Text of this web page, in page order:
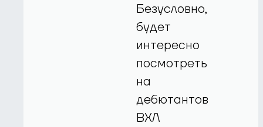
Безусловно,
будет
интересно
посмотреть
на
дебютантов
ВХЛ